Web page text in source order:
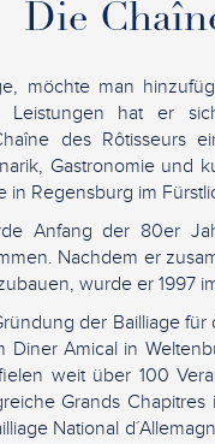
Die
möchte man
Leistungen hat er
des Rôtisseurs
Gastronomie und
in Regensburg im
Anfang der 80er
Nachdem er
wurde er 1997
der Bailliage
Diner Amical in
weit über 100
Grands
National